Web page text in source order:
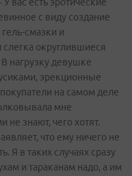
вас есть эротические
с виду создание
смазки и
округлившиеся
нагрузку девушке
эрекционные
на самом деле
мне
не знают, чего хотят.
что ему ничего не
Я в таких случаях сразу
и тараканам надо, а им